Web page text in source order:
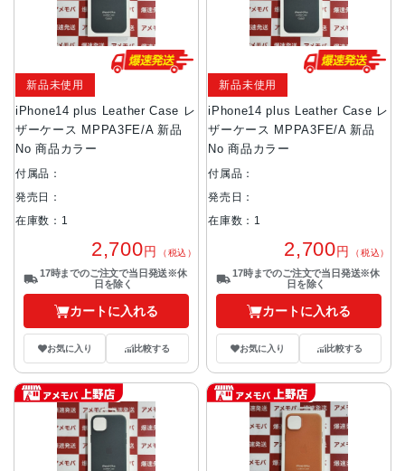
iPhone14 plus Leather Case レ
ザーケース MPPA3FE/A 新品
No 商品カラー
新品未使用
付属品：
発売日：
在庫数：1
2,700円 （税込）
17時までのご注文で当日発送※休
日を除く
カートに入れる
お気に入り 比較する
iPhone14 plus Leather Case レ
ザーケース MPPA3FE/A 新品
No 商品カラー
新品未使用
付属品：
発売日：
在庫数：1
2,700円 （税込）
17時までのご注文で当日発送※休
日を除く
カートに入れる
お気に入り 比較する